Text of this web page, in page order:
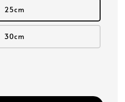
25cm
30cm